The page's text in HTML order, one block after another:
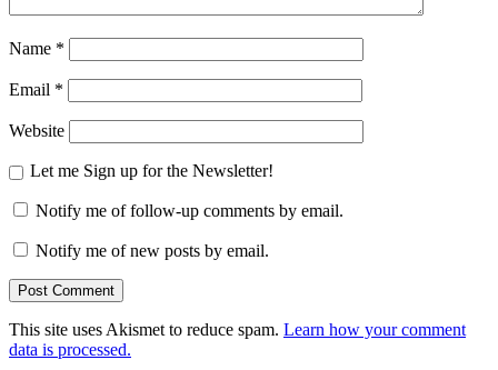
Name *
Email *
Website
Let me Sign up for the Newsletter!
Notify me of follow-up comments by email.
Notify me of new posts by email.
This site uses Akismet to reduce spam. Learn how your comment
data is processed.